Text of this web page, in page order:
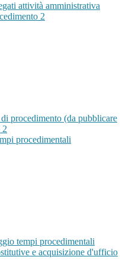
attività amministrativa
2
procedimento (da pubblicare
2
procedimentali
tempi procedimentali
e acquisizione d'ufficio